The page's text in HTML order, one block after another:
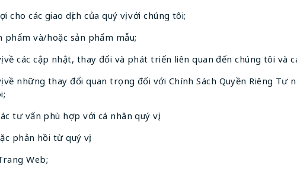
cho các giao dịch của quý vị với chúng tôi;
phẩm và/hoặc sản phẩm mẫu;
về các cập nhật, thay đổi và phát triển liên quan đến chúng tôi và
về những thay đổi quan trọng đối với Chính Sách Quyền Riêng Tư
tư vấn phù hợp với cá nhân quý vị;
phản hồi từ quý vị;
Web;